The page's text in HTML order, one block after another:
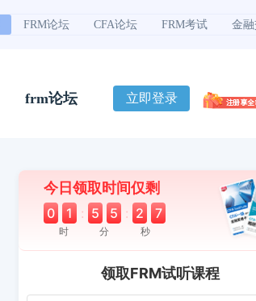
FRM论坛 CFA论坛 FRM考试 金
frm论坛 立即登录
今日领取时间仅剩
0 1 : 5 5 : 2 6
时 分 秒
领取FRM试听课程